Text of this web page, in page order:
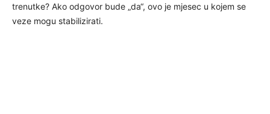
trenutke? Ako odgovor bude „da“, ovo je mjesec u kojem se
veze mogu stabilizirati.